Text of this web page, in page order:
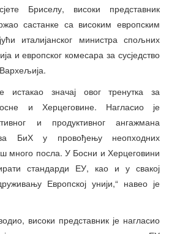
Бриселу, високи представник
састанке са високим европским
италијанског министра спољних
и европског комесара за сусједство
истакао значај овог тренутка за
и Херцеговине. Нагласио је
и продуктивног ангажмана
БиХ у провођењу неопходних
много посла. У Босни и Херцеговини
стандарди ЕУ, као и у свакој
Европској унији,“ навео је
високи представник је нагласио